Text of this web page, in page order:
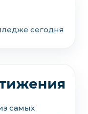
сегодня
самых